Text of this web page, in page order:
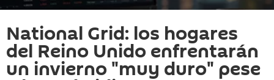
National Grid: los hogares
del Reino Unido enfrentarán
un invierno "muy duro" pese